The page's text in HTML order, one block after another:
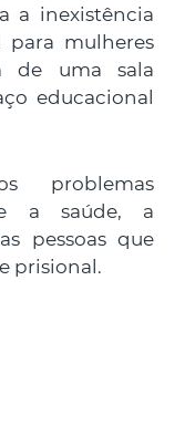
a inexistência
mulheres
de uma sala
educacional
problemas
a saúde, a
pessoas que
prisional.